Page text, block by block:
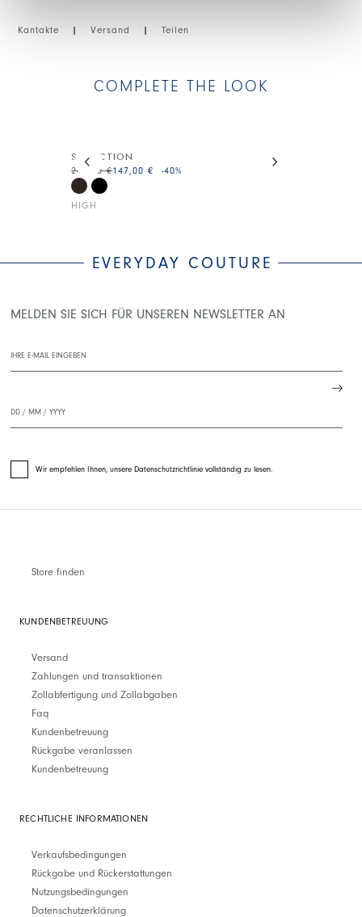
Kantakte | Versand | Teilen
COMPLETE THE LOOK
SEDUCTION
HIGH
245,00 €147,00 € -40%
EVERYDAY COUTURE
MELDEN SIE SICH FÜR UNSEREN NEWSLETTER AN
Wir empfehlen Ihnen, unsere Datenschutzrichtlinie vollständig zu lesen.
Store finden
KUNDENBETREUUNG
Versand
Zahlungen und transaktionen
Zollabfertigung und Zollabgaben
Faq
Kundenbetreuung
Rückgabe veranlassen
Kundenbetreuung
RECHTLICHE INFORMATIONEN
Verkaufsbedingungen
Rückgabe und Rückerstattungen
Nutzungsbedingungen
Datenschutzerklärung